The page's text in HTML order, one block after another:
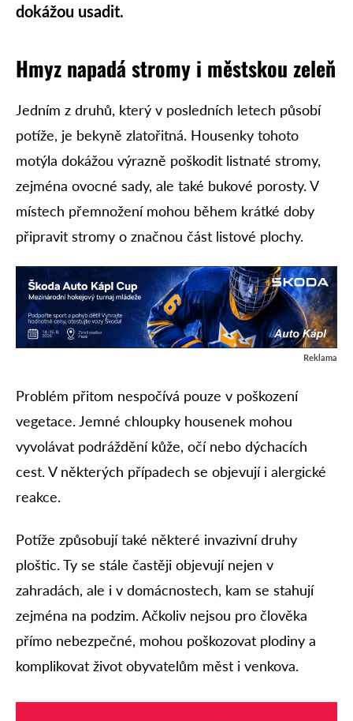
dokážou usadit.
Hmyz napadá stromy i městskou zeleň
Jedním z druhů, který v posledních letech působí
potíže, je bekyně zlatořitná. Housenky tohoto
motýla dokážou výrazně poškodit listnaté stromy,
zejména ovocné sady, ale také bukové porosty. V
místech přemnožení mohou během krátké doby
připravit stromy o značnou část listové plochy.
Reklama
Problém přitom nespočívá pouze v poškození
vegetace. Jemné chloupky housenek mohou
vyvolávat podráždění kůže, očí nebo dýchacích
cest. V některých případech se objevují i alergické
reakce.
Potíže způsobují také některé invazivní druhy
ploštic. Ty se stále častěji objevují nejen v
zahradách, ale i v domácnostech, kam se stahují
zejména na podzim. Ačkoliv nejsou pro člověka
přímo nebezpečné, mohou poškozovat plodiny a
komplikovat život obyvatelům měst i venkova.